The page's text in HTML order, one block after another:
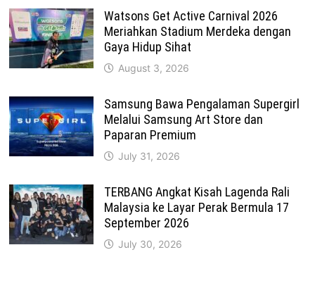
Watsons Get Active Carnival 2026
Meriahkan Stadium Merdeka dengan
Gaya Hidup Sihat
August 3, 2026
Samsung Bawa Pengalaman Supergirl
Melalui Samsung Art Store dan
Paparan Premium
July 31, 2026
TERBANG Angkat Kisah Lagenda Rali
Malaysia ke Layar Perak Bermula 17
September 2026
July 30, 2026